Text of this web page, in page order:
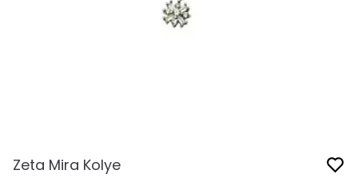
Zeta Mira Kolye